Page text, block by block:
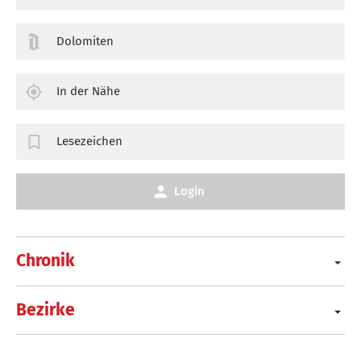
Chronik
Bezirke
Dolomiten
In der Nähe
Lesezeichen
Login